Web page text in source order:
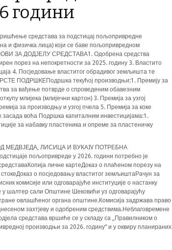
години
средстава за подстицај пољопривредне
и физичка лица) који се баве пољопривредном
ЗА ДОДЈЕЛУ СРЕДСТАВА1. Одобрена средства
порез на непокретности за 2025. годину 3. Властито
4. Посједовање властитог обрадивог земљишта те
ВРСТЕ ПОДРШКЕПодршка текућој производњи:1. Премију за
за вађење потврде о спроведеним обавезним
млијека (млијечни картон) 3. Премија за узгој
за производњу и узгој пчела 5. Премија за коке
воћа Подршка капиталним инвестицијама:1.
за набавку пластеника и опреме за пластеничку
МЕДВЈЕДА, ЛИСИЦА И ВУКАIV ПОТРЕБНА
пољопривреде у 2026. години потребно је
личне картеДоказ о плаћеном порезу на
о посједовању властитог земљиштаРачун за
комисије или одговарајуће институције о настанку
шалтер сали Општине Шековићи уз одговарајућу
овлашћеног органа општине.Комисија задржава право
захтјеву и одобреним средствима.Неблаговремене
средстава вршиће се у складу са „Правилником о
производњи за 2026. годину“ и у оквиру планираних